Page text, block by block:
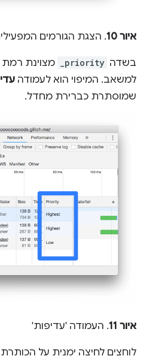
איור 10 . הצגת הגורמים
בשדה _priority
מצוינת
למשאב. המיפוי הוא לעמודה
שמוסתרת כברירת מחדל.
איור 11 . העמודה 'עדיפות'
לוחצים לחיצה ימנית על